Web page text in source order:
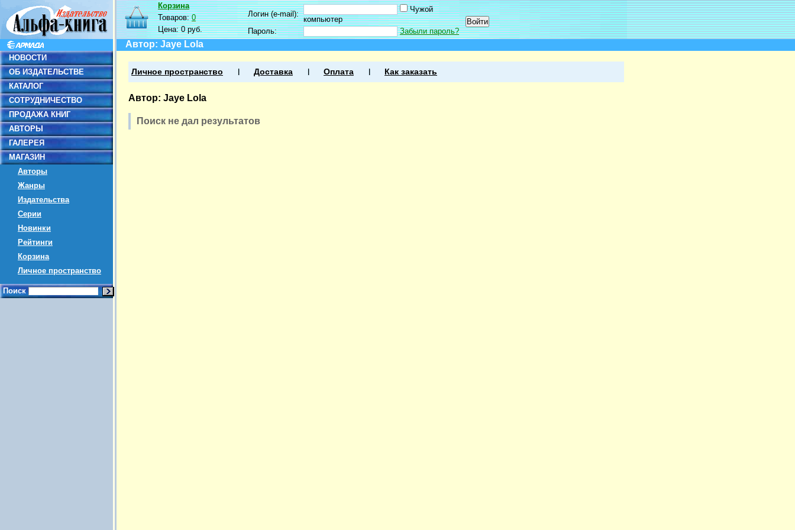
НОВОСТИ
ОБ ИЗДАТЕЛЬСТВЕ
КАТАЛОГ
СОТРУДНИЧЕСТВО
ПРОДАЖА КНИГ
АВТОРЫ
ГАЛЕРЕЯ
МАГАЗИН
Авторы
Жанры
Издательства
Серии
Новинки
Рейтинги
Корзина
Личное пространство
Поиск
Корзина
Товаров:0
Цена:0 руб.
Логин (e-mail):
Чужой
компьютер
Пароль:
Забыли пароль?
Автор: Jaye Lola
Личное пространство Доставка Оплата Как заказать
Автор: Jaye Lola
Поиск не дал результатов